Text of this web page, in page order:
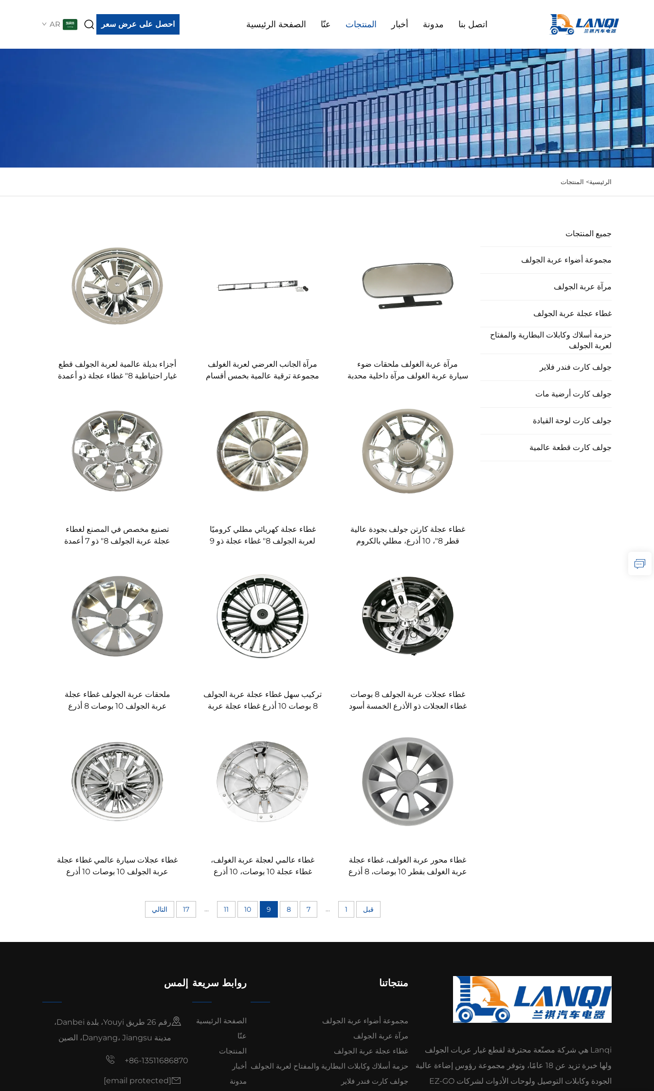
الصفحة الرئيسية عنّا المنتجات أخبار مدونة اتصل بنا احصل على عرض سعر AR
الرئيسية> المنتجات
جميع المنتجات
مجموعة أضواء عربة الجولف
مرآة عربة الجولف
غطاء عجلة عربة الجولف
حزمة أسلاك وكابلات البطارية والمفتاح
لعربة الجولف
جولف كارت فندر فلاير
جولف كارت أرضية مات
جولف كارت لوحة القيادة
جولف كارت قطعة عالمية
مرآة عربة الغولف ملحقات ضوء
سيارة عربة الغولف مرآة داخلية محدبة
مرآة الجانب العرضي لعربة الغولف
مجموعة ترقية عالمية بخمس أقسام
أجزاء بديلة عالمية لعربة الجولف قطع
غيار احتياطية 8" غطاء عجلة ذو أعمدة
غطاء عجلة كارتن جولف بجودة عالية
قطر 8"، 10 أذرع، مطلي بالكروم
غطاء عجلة كهربائي مطلي كروميًا
لعربة الجولف 8" غطاء عجلة ذو 9
تصنيع مخصص في المصنع لغطاء
عجلة عربة الجولف 8" ذو 7 أعمدة
غطاء عجلات عربة الجولف 8 بوصات
غطاء العجلات ذو الأذرع الخمسة أسود
تركيب سهل غطاء عجلة عربة الجولف
8 بوصات 10 أذرع غطاء عجلة عربة
ملحقات عربة الجولف غطاء عجلة
عربة الجولف 10 بوصات 8 أذرع
غطاء محور عربة الغولف، غطاء عجلة
عربة الغولف بقطر 10 بوصات، 8 أذرع
غطاء عالمي لعجلة عربة الغولف،
غطاء عجلة 10 بوصات، 10 أذرع
غطاء عجلات سيارة عالمي غطاء عجلة
عربة الجولف 10 بوصات 10 أذرع
قبل 1
...
7
8
9
10
11
...
17 التالي
Lanqi هي شركة مصنّعة محترفة لقطع غيار عربات الجولف
ولها خبرة تزيد عن 18 عامًا، وتوفر مجموعة رؤوس إضاءة عالية
الجودة وكابلات التوصيل ولوحات الأدوات لشركات EZ-GO
منتجاتنا
مجموعة أضواء عربة الجولف
مرآة عربة الجولف
غطاء عجلة عربة الجولف
حزمة أسلاك وكابلات البطارية والمفتاح لعربة الجولف
جولف كارت فندر فلاير
روابط سريعة
الصفحة الرئيسية
عنّا
المنتجات
أخبار
مدونة
إلمس
رقم 26 طريق Youyi، بلدة Danbei،
مدينة Danyang، Jiangsu، الصين
+86-13511686870
[email protected]